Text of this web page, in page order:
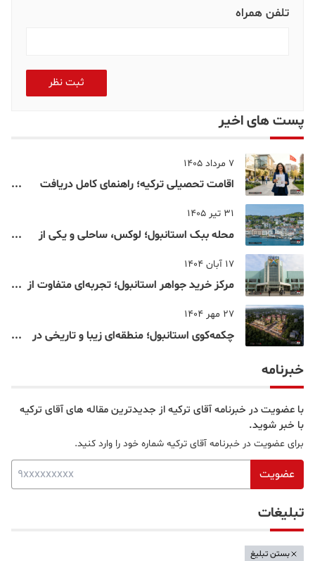
تلفن همراه
ثبت نظر
پست های اخیر
7 مرداد 1405
اقامت تحصیلی ترکیه؛ راهنمای کامل دریافت
31 تیر 1405
محله ببک استانبول؛ لوکس، ساحلی و یکی از
17 آبان 1404
مرکز خرید جواهر استانبول؛ تجربه‌ای متفاوت از
27 مهر 1404
چکمه‌کوی استانبول؛ منطقه‌ای زیبا و تاریخی در
خبرنامه
با عضویت در خبرنامه آقای ترکیه از جدیدترین مقاله های آقای ترکیه
با خبر شوید.
برای عضویت در خبرنامه آقای ترکیه شماره خود را وارد کنید.
عضویت
تبلیغات
بستن تبلیغ